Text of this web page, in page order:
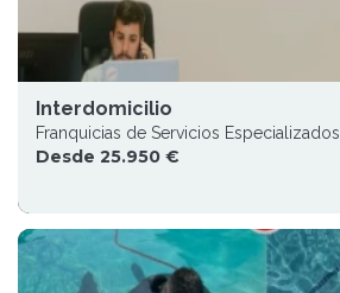
Interdomicilio
Franquicias de Servicios Especializados
Desde 25.950 €